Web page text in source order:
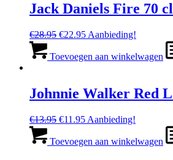
Jack Daniels Fire 70
€28.95 Oorspronkelijke
was:
€22.95Huidige
is:
Aanbieding!
Toevoegen aan winkelwagen
Johnnie Walker Red
€13.95 Oorspronkelijke
was:
€11.95Huidige
is:
Aanbieding!
Toevoegen aan winkelwagen